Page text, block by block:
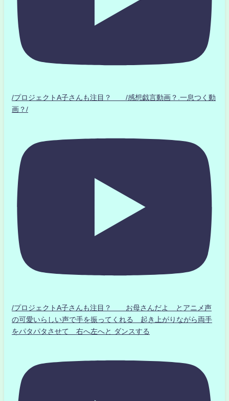
/プロジェクトA子さんも注目？ /感想戯言動画？.一息つく動
画？/
/プロジェクトA子さんも注目？ お母さんだよ とアニメ声
の可愛いらしい声で手を振ってくれる 起き上がりながら両手
をパタパタさせて 右へ左へと ダンスする